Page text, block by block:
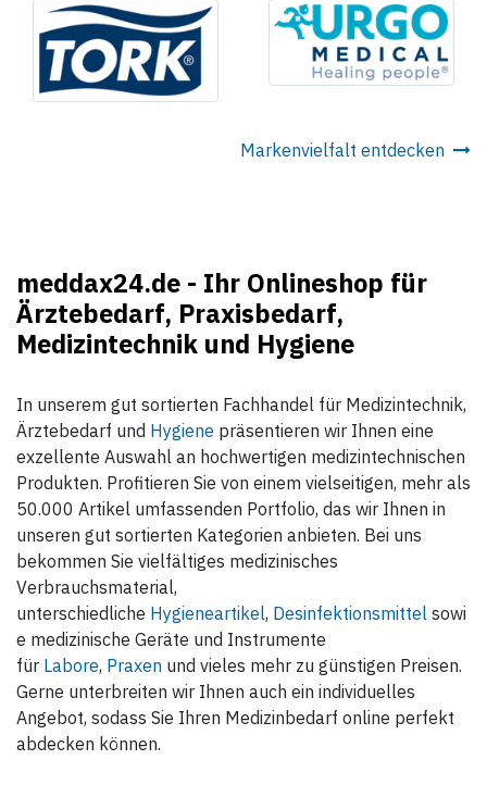
Markenvielfalt entdecken
meddax24.de - Ihr Onlineshop für
Ärztebedarf, Praxisbedarf,
Medizintechnik und Hygiene
In unserem gut sortierten Fachhandel für Medizintechnik,
Ärztebedarf und Hygiene präsentieren wir Ihnen eine
exzellente Auswahl an hochwertigen medizintechnischen
Produkten. Profitieren Sie von einem vielseitigen, mehr als
50.000 Artikel umfassenden Portfolio, das wir Ihnen in
unseren gut sortierten Kategorien anbieten. Bei uns
bekommen Sie vielfältiges medizinisches
Verbrauchsmaterial,
unterschiedliche Hygieneartikel, Desinfektionsmittel sowi
e medizinische Geräte und Instrumente
für Labore, Praxen und vieles mehr zu günstigen Preisen.
Gerne unterbreiten wir Ihnen auch ein individuelles
Angebot, sodass Sie Ihren Medizinbedarf online perfekt
abdecken können.